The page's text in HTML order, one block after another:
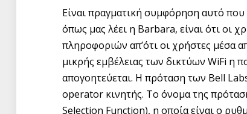
Είναι πραγματική συμφόρηση αυτό
όπως μας λέει η Barbara, είναι ότι οι
πληροφοριών απ’ότι οι χρήστες μέσα
μικρής εμβέλειας των δικτύων WiFi η
απογοητεύεται. Η πρόταση των Bell
operator κινητής. Το όνομα της
Selection Function), η οποία είναι ο